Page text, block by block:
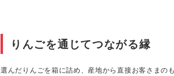
りんごを通じてつながる縁
選んだりんごを箱に詰め、産地から直接お客さまの